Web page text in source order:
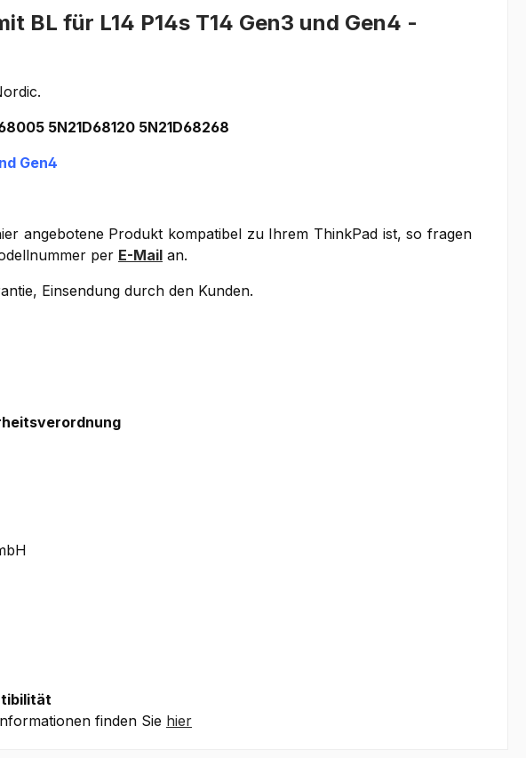
BL für L14 P14s T14 Gen3 und Gen4 -
5N21D68120 5N21D68268
Gen4
angebotene Produkt kompatibel zu Ihrem ThinkPad ist, so fragen
per E-Mail an.
Einsendung durch den Kunden.
finden Sie hier